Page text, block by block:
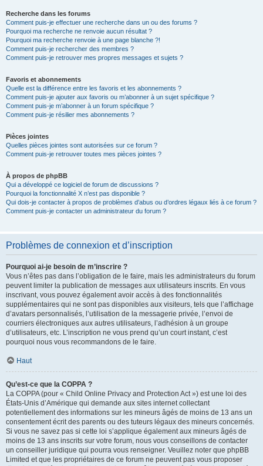
Recherche dans les forums
Comment puis-je effectuer une recherche dans un ou des forums ?
Pourquoi ma recherche ne renvoie aucun résultat ?
Pourquoi ma recherche renvoie à une page blanche ?!
Comment puis-je rechercher des membres ?
Comment puis-je retrouver mes propres messages et sujets ?
Favoris et abonnements
Quelle est la différence entre les favoris et les abonnements ?
Comment puis-je ajouter aux favoris ou m’abonner à un sujet spécifique ?
Comment puis-je m’abonner à un forum spécifique ?
Comment puis-je résilier mes abonnements ?
Pièces jointes
Quelles pièces jointes sont autorisées sur ce forum ?
Comment puis-je retrouver toutes mes pièces jointes ?
À propos de phpBB
Qui a développé ce logiciel de forum de discussions ?
Pourquoi la fonctionnalité X n’est pas disponible ?
Qui dois-je contacter à propos de problèmes d’abus ou d’ordres légaux liés à ce forum ?
Comment puis-je contacter un administrateur du forum ?
Problèmes de connexion et d’inscription
Pourquoi ai-je besoin de m’inscrire ?
Vous n’êtes pas dans l’obligation de le faire, mais les administrateurs du forum
peuvent limiter la publication de messages aux utilisateurs inscrits. En vous
inscrivant, vous pouvez également avoir accès à des fonctionnalités
supplémentaires qui ne sont pas disponibles aux visiteurs, tels que l’affichage
d’avatars personnalisés, l’utilisation de la messagerie privée, l’envoi de
courriers électroniques aux autres utilisateurs, l’adhésion à un groupe
d’utilisateurs, etc. L’inscription ne vous prend qu’un court instant, c’est
pourquoi nous vous recommandons de le faire.
Haut
Qu’est-ce que la COPPA ?
La COPPA (pour « Child Online Privacy and Protection Act ») est une loi des
États-Unis d’Amérique qui demande aux sites internet collectant
potentiellement des informations sur les mineurs âgés de moins de 13 ans un
consentement écrit des parents ou des tuteurs légaux des mineurs concernés.
Si vous ne savez pas si cette loi s’applique également aux mineurs âgés de
moins de 13 ans inscrits sur votre forum, nous vous conseillons de contacter
un conseiller juridique qui pourra vous renseigner. Veuillez noter que phpBB
Limited et que les propriétaires de ce forum ne peuvent pas vous proposer